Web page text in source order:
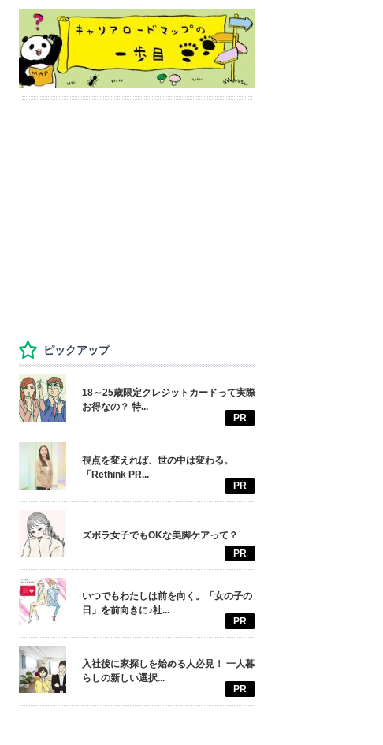
ピックアップ
18～25歳限定クレジットカードって実際
お得なの？ 特...
PR
視点を変えれば、世の中は変わる。
「Rethink PR...
PR
ズボラ女子でもOKな美脚ケアって？
PR
いつでもわたしは前を向く。「女の子の
日」を前向きに♪社...
PR
入社後に家探しを始める人必見！ 一人暮
らしの新しい選択...
PR